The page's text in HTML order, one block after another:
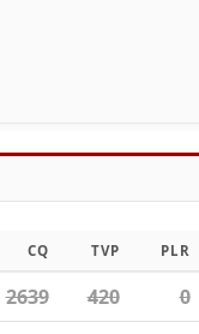
CQ TVP PLR
2639 420
0